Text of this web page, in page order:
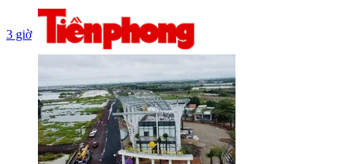
3 giờ